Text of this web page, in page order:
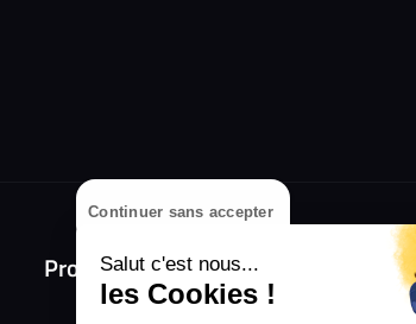
Continuer sans accepter
Salut c'est nous...
les Cookies !
Prolongez l'expérience avec